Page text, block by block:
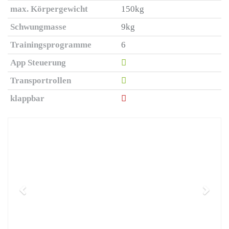
max. Körpergewicht
150kg
Schwungmasse
9kg
Trainingsprogramme
6
App Steuerung
Transportrollen
klappbar